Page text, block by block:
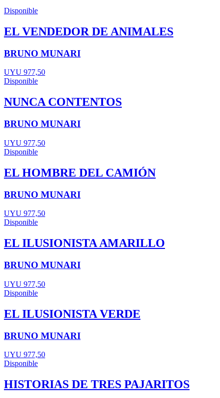
Disponible
EL VENDEDOR DE ANIMALES
BRUNO MUNARI
UYU 977,50
Disponible
NUNCA CONTENTOS
BRUNO MUNARI
UYU 977,50
Disponible
EL HOMBRE DEL CAMIÓN
BRUNO MUNARI
UYU 977,50
Disponible
EL ILUSIONISTA AMARILLO
BRUNO MUNARI
UYU 977,50
Disponible
EL ILUSIONISTA VERDE
BRUNO MUNARI
UYU 977,50
Disponible
HISTORIAS DE TRES PAJARITOS